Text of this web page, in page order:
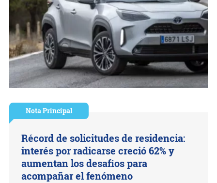
Nota Principal
Récord de solicitudes de residencia:
interés por radicarse creció 62% y
aumentan los desafíos para
acompañar el fenómeno